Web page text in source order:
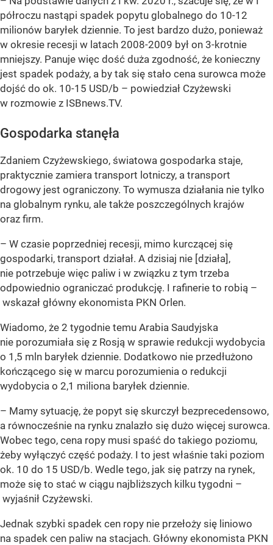
półroczu nastąpi spadek popytu globalnego do 10-12
milionów baryłek dziennie. To jest bardzo dużo, ponieważ
w okresie recesji w latach 2008-2009 był on 3-krotnie
mniejszy. Panuje więc dość duża zgodność, że konieczny
jest spadek podaży, a by tak się stało cena surowca może
dojść do ok. 10-15 USD/b – powiedział Czyżewski
w rozmowie z ISBnews.TV.
Gospodarka stanęła
Zdaniem Czyżewskiego, światowa gospodarka staje,
praktycznie zamiera transport lotniczy, a transport
drogowy jest ograniczony. To wymusza działania nie tylko
na globalnym rynku, ale także poszczególnych krajów
oraz firm.
– W czasie poprzedniej recesji, mimo kurczącej się
gospodarki, transport działał. A dzisiaj nie [działa],
nie potrzebuje więc paliw i w związku z tym trzeba
odpowiednio ograniczać produkcję. I rafinerie to robią –
wskazał główny ekonomista PKN Orlen.
Wiadomo, że 2 tygodnie temu Arabia Saudyjska
nie porozumiała się z Rosją w sprawie redukcji wydobycia
o 1,5 mln baryłek dziennie. Dodatkowo nie przedłużono
kończącego się w marcu porozumienia o redukcji
wydobycia o 2,1 miliona baryłek dziennie.
– Mamy sytuację, że popyt się skurczył bezprecedensowo,
a równocześnie na rynku znalazło się dużo więcej surowca.
Wobec tego, cena ropy musi spaść do takiego poziomu,
żeby wyłączyć część podaży. I to jest właśnie taki poziom
ok. 10 do 15 USD/b. Wedle tego, jak się patrzy na rynek,
może się to stać w ciągu najbliższych kilku tygodni –
wyjaśnił Czyżewski.
Jednak szybki spadek cen ropy nie przełoży się liniowo
na spadek cen paliw na stacjach. Główny ekonomista PKN